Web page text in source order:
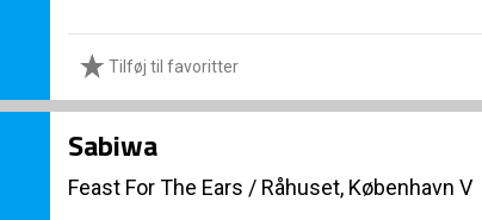
Tilføj til favoritter
Sabiwa
Feast For The Ears / Råhuset, København V